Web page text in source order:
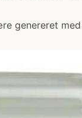
genereret